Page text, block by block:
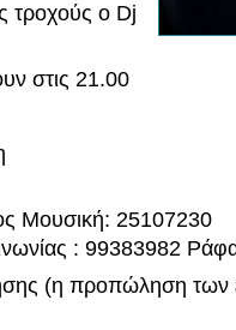
τροχούς ο Dj
στις 21.00
Μουσική: 25107230
: 99383982
(η προπώληση των